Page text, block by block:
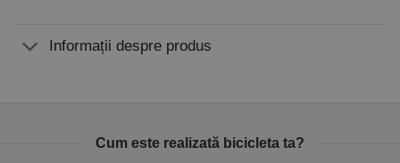
Informații despre produs
Cum este realizată bicicleta ta?